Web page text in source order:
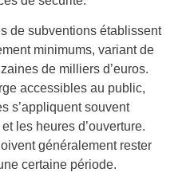
de subventions établissent
minimums, variant de
de milliers d’euros.
accessibles au public,
s’appliquent souvent
les heures d’ouverture.
généralement rester
certaine période.